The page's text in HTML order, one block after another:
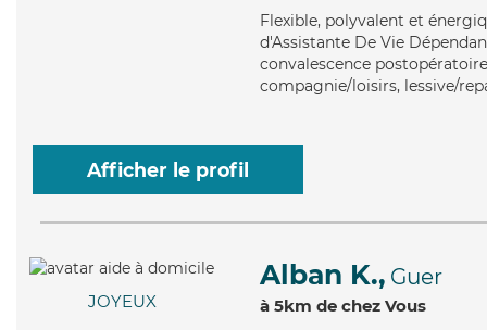
Flexible, polyvalent et
d'Assistante De Vie
convalescence
compagnie/loisirs, lessive/
Afficher le profil
JOYEUX
Alban K., Guer
à 5km de chez Vous